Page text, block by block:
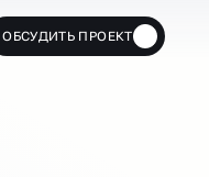
ОБСУДИТЬ ПРОЕКТ